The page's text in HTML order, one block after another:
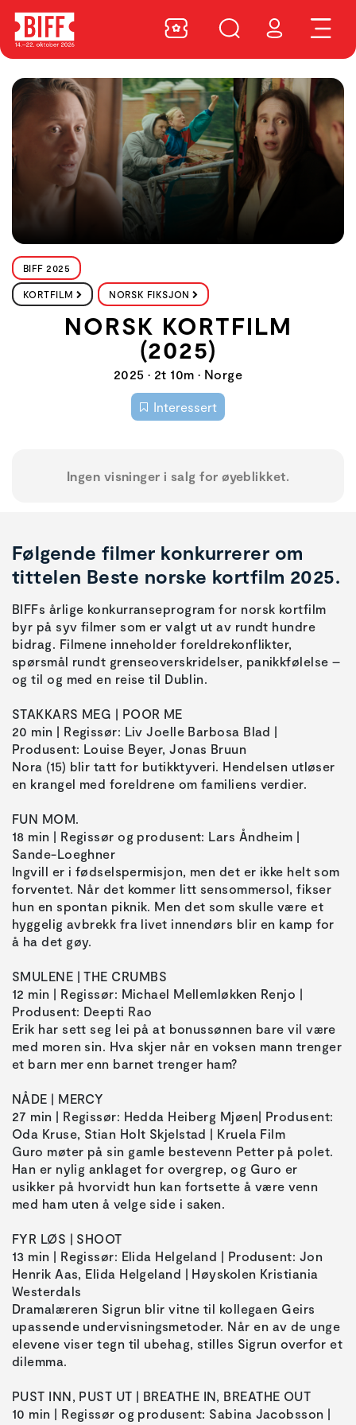
BIFF 2025
KORTFILM NORSK FIKSJON
NORSK KORTFILM
(2025)
2025 • 2t 10m • Norge
Interessert
Ingen visninger i salg for øyeblikket.
Følgende filmer konkurrerer om
tittelen Beste norske kortfilm 2025.
BIFFs årlige konkurranseprogram for norsk kortfilm
byr på syv filmer som er valgt ut av rundt hundre
bidrag. Filmene inneholder foreldrekonflikter,
spørsmål rundt grenseoverskridelser, panikkfølelse –
og til og med en reise til Dublin.
STAKKARS MEG | POOR ME
20 min | Regissør: Liv Joelle Barbosa Blad |
Produsent: Louise Beyer, Jonas Bruun
Nora (15) blir tatt for butikktyveri. Hendelsen utløser
en krangel med foreldrene om familiens verdier.
FUN MOM.
18 min | Regissør og produsent: Lars Åndheim |
Sande-Loeghner
Ingvill er i fødselspermisjon, men det er ikke helt som
forventet. Når det kommer litt sensommersol, fikser
hun en spontan piknik. Men det som skulle være et
hyggelig avbrekk fra livet innendørs blir en kamp for
å ha det gøy.
SMULENE | THE CRUMBS
12 min | Regissør: Michael Mellemløkken Renjo |
Produsent: Deepti Rao
Erik har sett seg lei på at bonussønnen bare vil være
med moren sin. Hva skjer når en voksen mann trenger
et barn mer enn barnet trenger ham?
NÅDE | MERCY
27 min | Regissør: Hedda Heiberg Mjøen| Produsent:
Oda Kruse, Stian Holt Skjelstad | Kruela Film
Guro møter på sin gamle bestevenn Petter på polet.
Han er nylig anklaget for overgrep, og Guro er
usikker på hvorvidt hun kan fortsette å være venn
med ham uten å velge side i saken.
FYR LØS | SHOOT
13 min | Regissør: Elida Helgeland | Produsent: Jon
Henrik Aas, Elida Helgeland | Høyskolen Kristiania
Westerdals
Dramalæreren Sigrun blir vitne til kollegaen Geirs
upassende undervisningsmetoder. Når en av de unge
elevene viser tegn til ubehag, stilles Sigrun overfor et
dilemma.
PUST INN, PUST UT | BREATHE IN, BREATHE OUT
10 min | Regissør og produsent: Sabina Jacobsson |